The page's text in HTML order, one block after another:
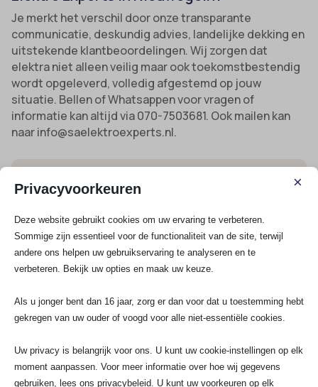
Je merkt het verschil door onze transparante
communicatie, deskundig advies, landelijke dekking en
uitstekende klantbeoordelingen. Wij zorgen dat
elektra niet alleen veilig maar ook toekomstbestendig
wordt opgeleverd, volledig afgestemd op jouw
situatie. Bellen of Whatsappen voor vragen of
informatie kan altijd via 070-7503681. Ook mailen kan
naar info@saelektroexperts.nl.
wordt altijd volgens planning afgerond, met garantie
en snelle nazorg.
24/7 bereikbaar:Voor storingen, noodhulp of
spoedgevallen staan we dag en nacht voor je klaar in
Nieuwegein.
werkzaamheden van woonhuis tot zakelijke
projecten, altijd op de hoogte van de nieuwste
Wil je weten wat een elektricien in Nieuwegein kan
Privacyvoorkeuren ×
Deze website gebruikt cookies om uw ervaring te verbeteren.
Sommige zijn essentieel voor de functionaliteit van de site, terwijl
andere ons helpen uw gebruikservaring te analyseren en te
verbeteren. Bekijk uw opties en maak uw keuze.
Als u jonger bent dan 16 jaar, zorg er dan voor dat u toestemming hebt
gekregen van uw ouder of voogd voor alle niet-essentiële cookies.
Uw privacy is belangrijk voor ons. U kunt uw cookie-instellingen op elk
moment aanpassen. Voor meer informatie over hoe wij gegevens
gebruiken, lees ons privacybeleid. U kunt uw voorkeuren op elk